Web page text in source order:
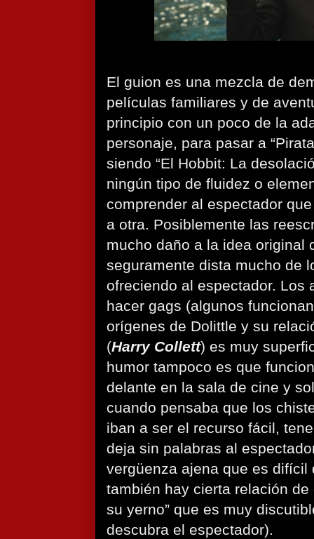
El guion es una mezcla de
películas familiares y de
principio con un poco de la
personaje, para pasar a
siendo “El Hobbit: La
ningún tipo de fluidez o
comprender al espectador
a otra. Posiblemente las
mucho daño a la idea original
seguramente dista mucho de
ofreciendo al espectador. Los
hacer gags (algunos
orígenes de Dolittle y su
(Harry Collett) es muy
humor tampoco es que
delante en la sala de cine y
cuando pensaba que los
iban a ser el recurso fácil,
deja sin palabras al
vergüenza ajena que es
también hay cierta relación de
su yerno” que es muy
descubra el espectador).